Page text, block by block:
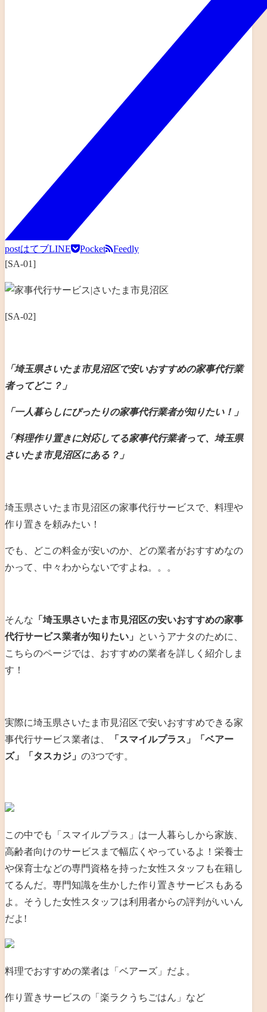
postはてブLINE Pocket
Feedly
[SA-01]
[SA-02]
「埼玉県さいたま市見沼区で安いおすすめの家事代行業
者ってどこ？」
「一人暮らしにぴったりの家事代行業者が知りたい！」
「料理作り置きに対応してる家事代行業者って、埼玉県
さいたま市見沼区にある？」
埼玉県さいたま市見沼区の家事代行サービスで、料理や
作り置きを頼みたい！
でも、どこの料金が安いのか、どの業者がおすすめなの
かって、中々わからないですよね。。。
そんな 「埼玉県さいたま市見沼区の安いおすすめの家事
代行サービス業者が知りたい」
というアナタのために、
こちらのページでは、おすすめの業者を詳しく紹介しま
す！
実際に埼玉県さいたま市見沼区で安いおすすめできる家
事代行サービス業者は、
「スマイルプラス」「ベアー
ズ」「タスカジ」 の3つです。
この中でも「スマイルプラス」は一人暮らしから家族、
高齢者向けのサービスまで幅広くやっているよ！栄養士
や保育士などの専門資格を持った女性スタッフも在籍し
てるんだ。専門知識を生かした作り置きサービスもある
よ。そうした女性スタッフは利用者からの評判がいいん
だよ!
料理でおすすめの業者は「ベアーズ」だよ。
作り置きサービスの「楽ラクうちごはん」など